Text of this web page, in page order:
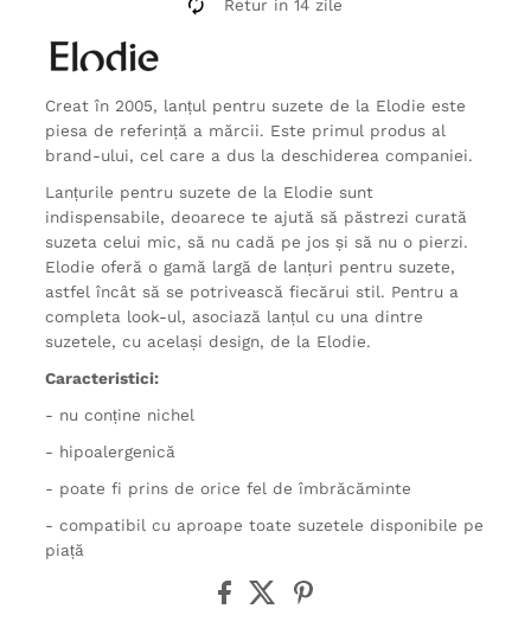
Retur in 14 zile
Creat în 2005, lanțul pentru suzete de la Elodie este
piesa de referință a mărcii. Este primul produs al
brand-ului, cel care a dus la deschiderea companiei.
Lanțurile pentru suzete de la Elodie sunt
indispensabile, deoarece te ajută să păstrezi curată
suzeta celui mic, să nu cadă pe jos și să nu o pierzi.
Elodie oferă o gamă largă de lanțuri pentru suzete,
astfel încât să se potrivească fiecărui stil. Pentru a
completa look-ul, asociază lanțul cu una dintre
suzetele, cu același design, de la Elodie.
Caracteristici:
- nu conține nichel
- hipoalergenică
- poate fi prins de orice fel de îmbrăcăminte
- compatibil cu aproape toate suzetele disponibile pe
piață